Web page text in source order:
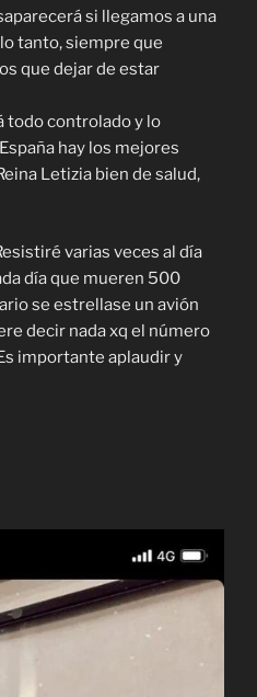
si llegamos a una
tanto, siempre que
que dejar de estar
todo controlado y lo
hay los mejores
Letizia bien de salud,
varias veces al día
día que mueren 500
se estrellase un avión
decir nada xq el número
importante aplaudir y